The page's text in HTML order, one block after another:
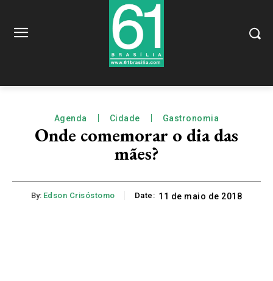
Agenda Cidade Gastronomia
Onde comemorar o dia das
mães?
By: Edson Crisóstomo Date: 11 de maio de 2018